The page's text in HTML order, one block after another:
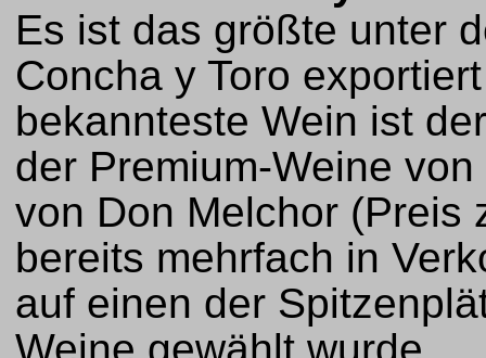
Es ist das größte unter
Concha y Toro
bekannteste Wein ist
der Premium-Weine
von Don Melchor (Preis
bereits mehrfach in
auf einen der